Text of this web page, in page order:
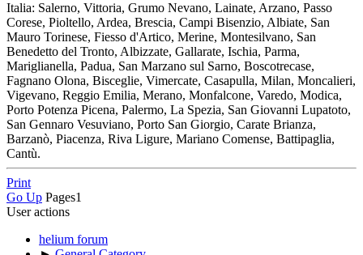
Italia: Salerno, Vittoria, Grumo Nevano, Lainate, Arzano, Passo
Corese, Pioltello, Ardea, Brescia, Campi Bisenzio, Albiate, San
Mauro Torinese, Fiesso d'Artico, Merine, Montesilvano, San
Benedetto del Tronto, Albizzate, Gallarate, Ischia, Parma,
Mariglianella, Padua, San Marzano sul Sarno, Boscotrecase,
Fagnano Olona, Bisceglie, Vimercate, Casapulla, Milan, Moncalieri,
Vigevano, Reggio Emilia, Merano, Monfalcone, Varedo, Modica,
Porto Potenza Picena, Palermo, La Spezia, San Giovanni Lupatoto,
San Gennaro Vesuviano, Porto San Giorgio, Carate Brianza,
Barzanò, Piacenza, Riva Ligure, Mariano Comense, Battipaglia,
Cantù.
Print
Go Up Pages1
User actions
helium forum